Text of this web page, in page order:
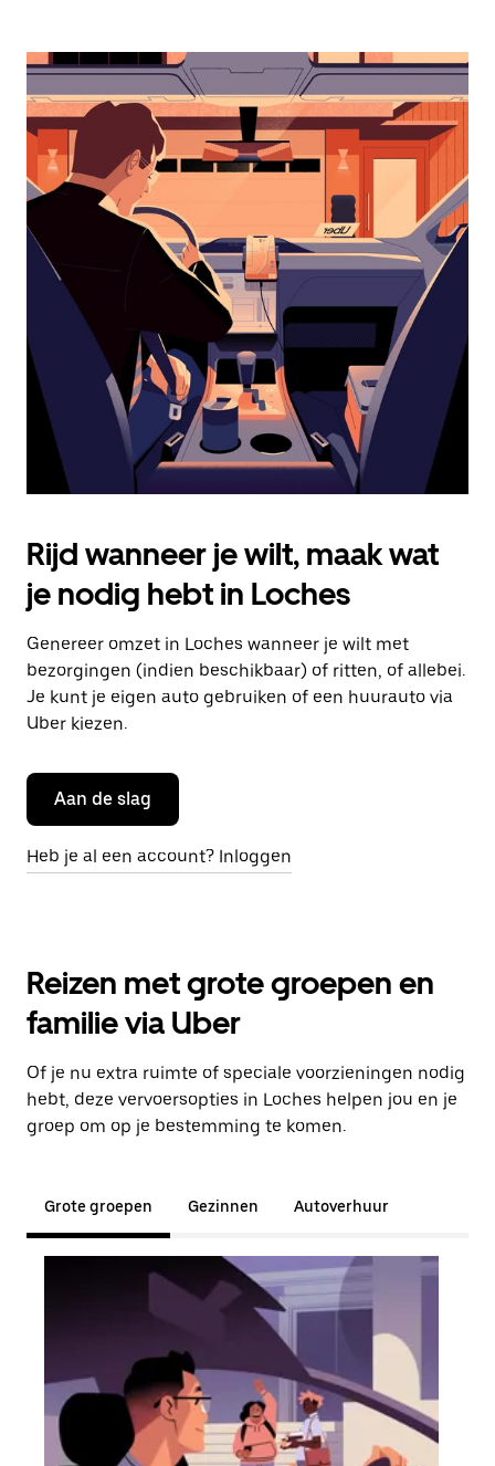
de
te
openen
een
datum
te
selecteren.
Druk
Escape
agenda
te
sluiten.
Rijd wanneer je wilt, maak wat
je nodig hebt in Loches
Genereer omzet in Loches wanneer je wilt met
bezorgingen (indien beschikbaar) of ritten, of allebei.
Je kunt je eigen auto gebruiken of een huurauto via
Uber kiezen.
Aan de slag
Heb je al een account? Inloggen
Reizen met grote groepen en
familie via Uber
Of je nu extra ruimte of speciale voorzieningen nodig
hebt, deze vervoersopties in Loches helpen jou en je
groep om op je bestemming te komen.
Grote groepen Gezinnen Autoverhuur